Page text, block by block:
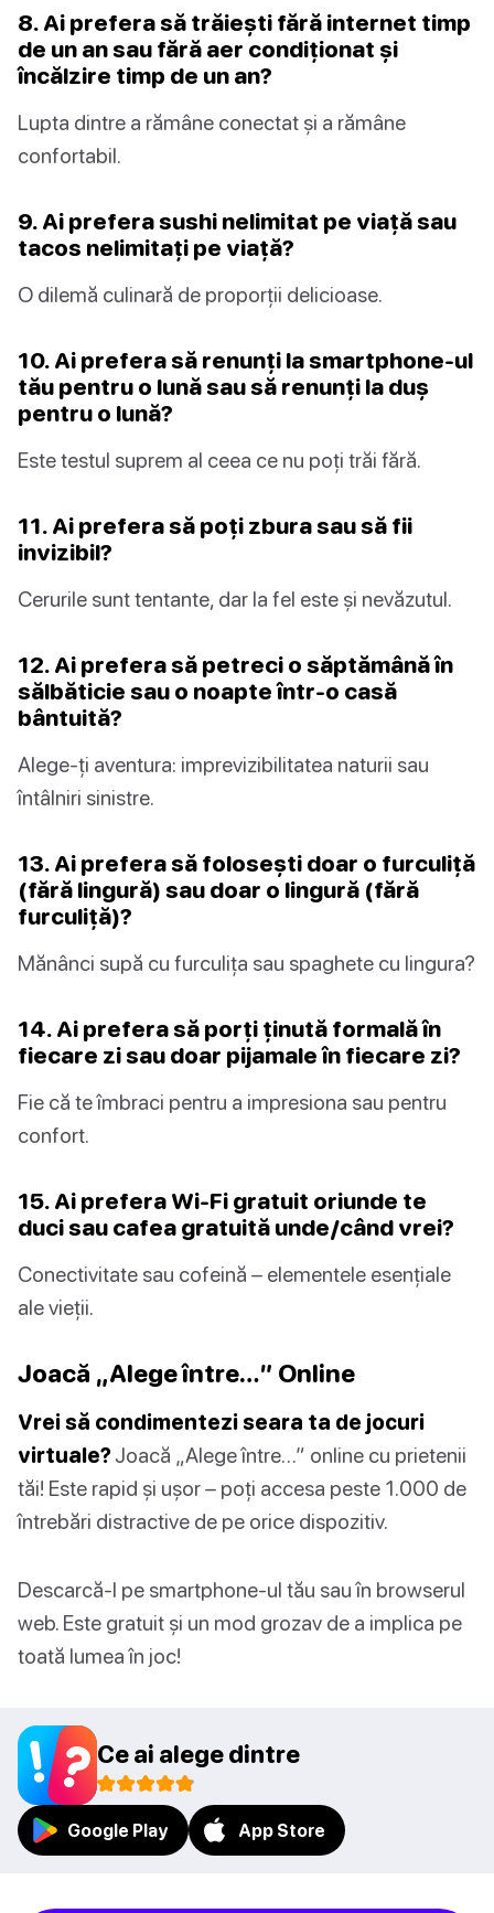
8. Ai prefera să trăiești fără internet timp
de un an sau fără aer condiționat și
încălzire timp de un an?
Lupta dintre a rămâne conectat și a rămâne
confortabil.
9. Ai prefera sushi nelimitat pe viață sau
tacos nelimitați pe viață?
O dilemă culinară de proporții delicioase.
10. Ai prefera să renunți la smartphone-ul
tău pentru o lună sau să renunți la duș
pentru o lună?
Este testul suprem al ceea ce nu poți trăi fără.
11. Ai prefera să poți zbura sau să fii
invizibil?
Cerurile sunt tentante, dar la fel este și nevăzutul.
12. Ai prefera să petreci o săptămână în
sălbăticie sau o noapte într-o casă
bântuită?
Alege-ți aventura: imprevizibilitatea naturii sau
întâlniri sinistre.
13. Ai prefera să folosești doar o furculiță
(fără lingură) sau doar o lingură (fără
furculiță)?
Mănânci supă cu furculița sau spaghete cu lingura?
14. Ai prefera să porți ținută formală în
fiecare zi sau doar pijamale în fiecare zi?
Fie că te îmbraci pentru a impresiona sau pentru
confort.
15. Ai prefera Wi-Fi gratuit oriunde te
duci sau cafea gratuită unde/când vrei?
Conectivitate sau cofeină – elementele esențiale
ale vieții.
Joacă „Alege între…” Online
Vrei să condimentezi seara ta de jocuri
virtuale?Joacă „Alege între…” online cu prietenii
tăi! Este rapid și ușor – poți accesa peste 1.000 de
întrebări distractive de pe orice dispozitiv.
Descarcă-l pe smartphone-ul tău sau în browserul
web. Este gratuit și un mod grozav de a implica pe
toată lumea în joc!
Ce ai alege dintre
Google Play App Store